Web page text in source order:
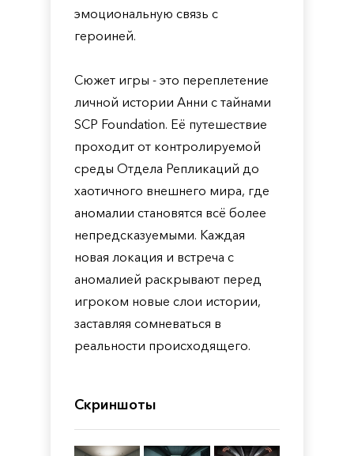
эмоциональную связь с
героиней.
Сюжет игры - это переплетение
личной истории Анни с тайнами
SCP Foundation. Её путешествие
проходит от контролируемой
среды Отдела Репликаций до
хаотичного внешнего мира, где
аномалии становятся всё более
непредсказуемыми. Каждая
новая локация и встреча с
аномалией раскрывают перед
игроком новые слои истории,
заставляя сомневаться в
реальности происходящего.
Скриншоты